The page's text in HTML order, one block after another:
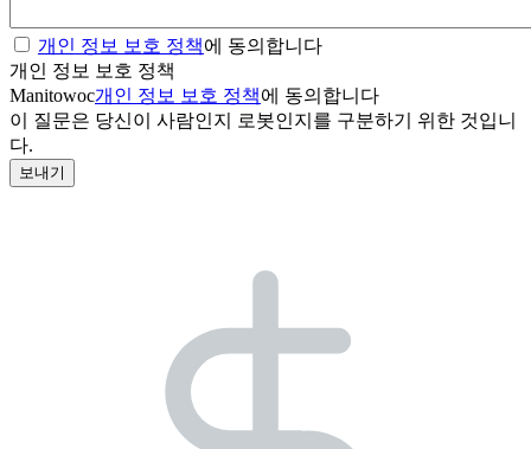
개인 정보 보호 정책에 동의합니다
개인 정보 보호 정책
Manitowoc개인 정보 보호 정책에 동의합니다
이 질문은 당신이 사람인지 로봇인지를 구분하기 위한 것입니
다.